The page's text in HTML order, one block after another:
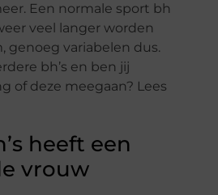
Een normale sport bh
veel langer worden
genoeg variabelen dus.
bh’s en ben jij
of deze meegaan? Lees
heeft een
vrouw